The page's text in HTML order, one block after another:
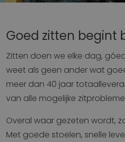
Goed zitten begint
Zitten doen we elke dag,
weet als geen ander wat
meer dan 40 jaar
van alle mogelijke
Overal waar gezeten wordt,
Met goede stoelen, snelle